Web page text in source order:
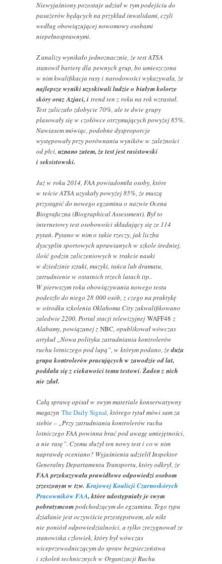
Niewyjaśniony pozostaje udział w tym podejściu do
pasażerów będących na przykład inwalidami, czyli
według obowiązującej nowomowy osobami
niepełnosprawnymi.
Z analizy wynikało jednoznacznie, że test ATSA
stanowił barierę dla pewnych grup, bo umieszczona
w nim kwalifikacja rasy i narodowości wykazywała, że
najlepsze wyniki uzyskiwali ludzie o białym kolorze
skóry oraz Azjaci, i trend ten z roku na rok wzrastał.
Test zaliczało zdobycie 70%, ale te dwie grupy
plasowały się w czołówce otrzymujących powyżej 85%.
Nawiasem mówiąc, podobne dysproporcje
występowały przy porównaniu wyników w zależności
od płci,uznano zatem, że test jest rasistowski
i seksistowski.
Już w roku 2014, FAA powiadomiła osoby, które
w teście ATSA uzyskały powyżej 85%, że muszą
przystąpić do nowego egzaminu o nazwie Ocena
Biograficzna (Biographical Assessment). Był to
internetowy test osobowości składający się ze 114
pytań. Pytano w nim o takie rzeczy, jak liczba
dyscyplin sportowych uprawianych w szkole średniej,
ilość godzin zaliczeniowych w trakcie nauki
w dziedzinie sztuki, muzyki, tańca lub dramatu,
zatrudnienie w ostatnich trzech latach itp..
W pierwszym roku obowiązywania nowego testu
podeszło do niego 28 000 osób, z czego na praktykę
w ośrodku szkolenia Oklahoma City zakwalifikowano
zaledwie 2200. Portal stacji telewizyjnejWAFF48 z
Alabamy, powiązanej zNBC, opublikował wówczas
artykuł „Nowa polityka zatrudniania kontrolerów
ruchu lotniczego pod lupą”, w którym podano, żeduża
grupa kontrolerów pracujących w zawodzie od lat,
poddała się z ciekawości temu testowi. Żaden z nich
nie zdał.
Całą sprawę opisał w swym materiale konserwatywny
magazynThe Daily Signal, którego tytuł mówi sam za
siebie – „Przy zatrudnianiu kontrolerów ruchu
lotniczego FAA powinna brać pod uwagę umiejętności,
a nie rasę”. Czemu służył ten nowy test i co w nim
naprawdę oceniano? Wyjaśnienia udzielił Inspektor
Generalny Departamentu Transportu, który odkrył, że
FAA przekazywała prawidłowe odpowiedzi osobom
zrzeszonym w tzw.Krajowej Koalicji Czarnoskórych
Pracowników FAA, które udostępniały je swym
pobratymcompodchodzącym do egzaminu. Tego typu
działanie jest oczywiście przestępstwem, ale nikt
nie poniósł odpowiedzialności, a tylko zrezygnował ze
stanowiska człowiek, który był wówczas
wiceprzewodniczącym do spraw bezpieczeństwa
i szkoleń technicznych w Organizacji Ruchu